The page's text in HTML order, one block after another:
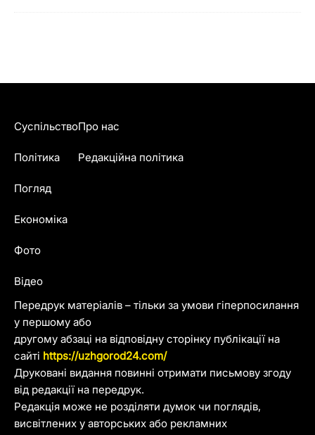
Передрук матеріалів – тільки за умови гіперпосилання
у першому або
другому абзаці на відповідну сторінку публікації на
сайті https://uzhgorod24.com/
Друковані видання повинні отримати письмову згоду
від редакції на передрук.
Редакція може не розділяти думок чи поглядів,
висвітлених у авторських або рекламних
Суспільство
Політика
Погляд
Економіка
Фото
Відео
Про нас
Редакційна політика